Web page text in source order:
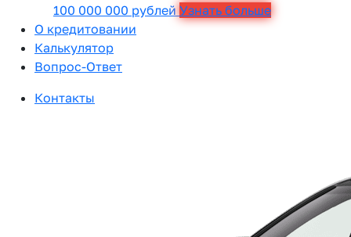
100 000 000 рублей Узнать больше
О кредитовании
Калькулятор
Вопрос-Ответ
Контакты